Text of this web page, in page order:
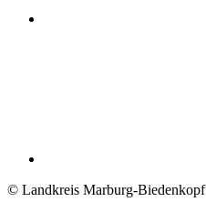
© Landkreis Marburg-Biedenkopf